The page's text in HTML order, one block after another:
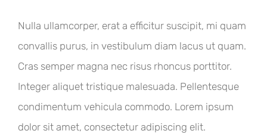
Nulla ullamcorper, erat a efficitur suscipit, mi quam
convallis purus, in vestibulum diam lacus ut quam.
Cras semper magna nec risus rhoncus porttitor.
Integer aliquet tristique malesuada. Pellentesque
condimentum vehicula commodo. Lorem ipsum
dolor sit amet, consectetur adipiscing elit.